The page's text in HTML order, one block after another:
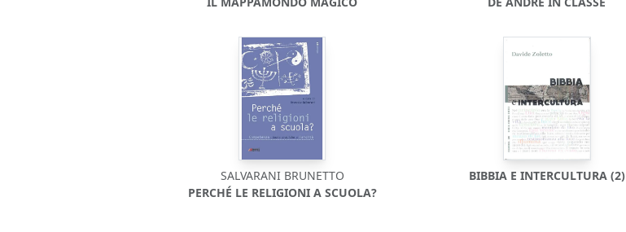
SALVARANI BRUNETTO
PERCHÉ LE RELIGIONI A SCUOLA?
BIBBIA E INTERCULTURA (2)